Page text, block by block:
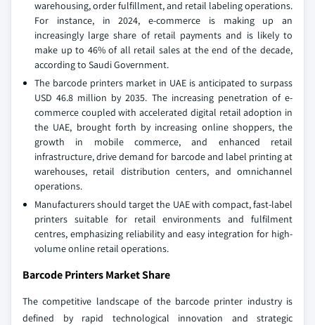
warehousing, order fulfillment, and retail labeling operations.
For instance, in 2024, e-commerce is making up an
increasingly large share of retail payments and is likely to
make up to 46% of all retail sales at the end of the decade,
according to Saudi Government.
The barcode printers market in UAE is anticipated to surpass
USD 46.8 million by 2035. The increasing penetration of e-
commerce coupled with accelerated digital retail adoption in
the UAE, brought forth by increasing online shoppers, the
growth in mobile commerce, and enhanced retail
infrastructure, drive demand for barcode and label printing at
warehouses, retail distribution centers, and omnichannel
operations.
Manufacturers should target the UAE with compact, fast-label
printers suitable for retail environments and fulfilment
centres, emphasizing reliability and easy integration for high-
volume online retail operations.
Barcode Printers Market Share
The competitive landscape of the barcode printer industry is
defined by rapid technological innovation and strategic